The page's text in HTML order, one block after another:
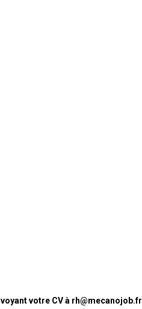
votre CV à rh@mecanojob.fr